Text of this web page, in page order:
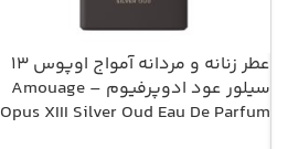
عطر زنانه و مردانه آمواج اوپوس 13
سیلور عود ادوپرفیوم – Amouage
Opus XIII Silver Oud Eau De Parfum